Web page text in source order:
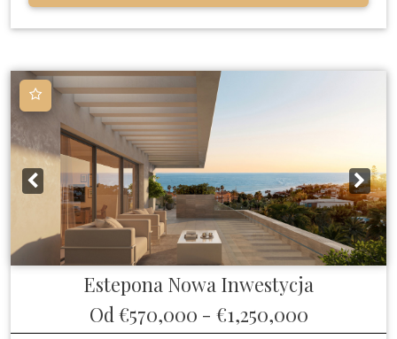
Estepona Nowa Inwestycja
Od €570,000 - €1,250,000